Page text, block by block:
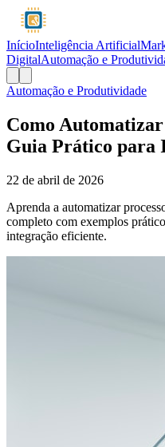
InícioInteligência Artificial
DigitalAutomação e
Automação e Produtividade
Como Automatizar
Guia Prático para
22 de abril de 2026
Aprenda a automatizar
completo com exemplos
integração eficiente.